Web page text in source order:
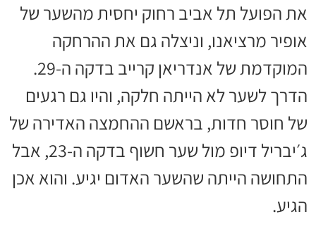
את הפועל תל אביב רחוק יחסית מהשער של
אופיר מרציאנו, וניצלה גם את ההרחקה
המוקדמת של אנדריאן קרייב בדקה ה-29.
הדרך לשער לא הייתה חלקה, והיו גם רגעים
של חוסר חדות, בראשם ההחמצה האדירה של
ג׳יבריל דיופ מול שער חשוף בדקה ה-23, אבל
התחושה הייתה שהשער האדום יגיע. והוא אכן
הגיע.